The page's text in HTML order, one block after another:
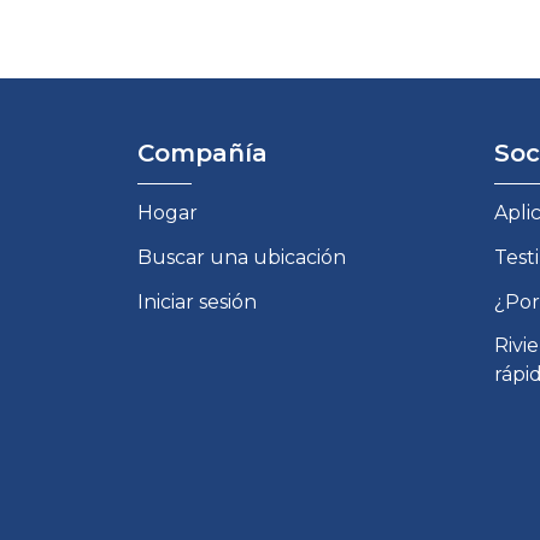
Compañía
Hogar
Buscar una ubicación
Iniciar sesión